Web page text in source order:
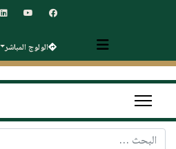
الولوج المباشر
البحث